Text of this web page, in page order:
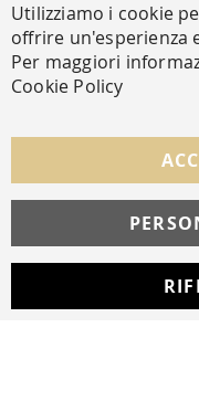
Utilizziamo i cookie
offrire un'esperienza
Per maggiori
Cookie Policy